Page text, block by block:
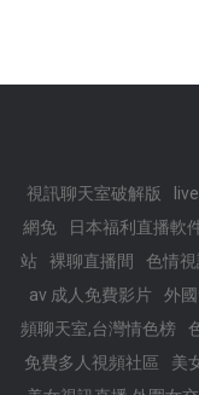
視訊聊天室破解版
網免
日本福利直播軟
站
裸聊直播間 色情
av 成人免費影片
外
頻聊天室,台灣情色榜
免費多人視頻社區
美